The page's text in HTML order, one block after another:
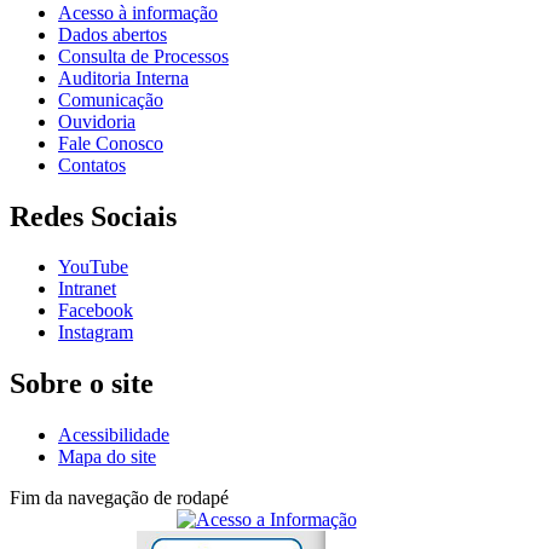
Acesso à informação
Dados abertos
Consulta de Processos
Auditoria Interna
Comunicação
Ouvidoria
Fale Conosco
Contatos
Redes Sociais
YouTube
Intranet
Facebook
Instagram
Sobre o site
Acessibilidade
Mapa do site
Fim da navegação de rodapé